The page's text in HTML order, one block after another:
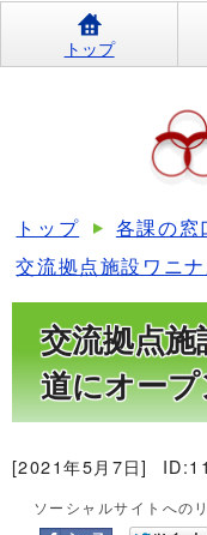
トップ
トップ 各課の窓
交流拠点施設ワニ
交流拠点
道にオー
[2021年5月7日]
ソーシャルサイトへの